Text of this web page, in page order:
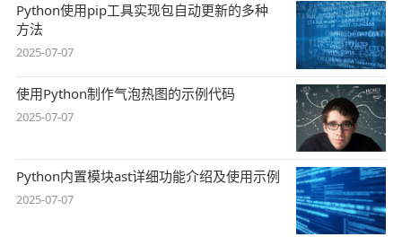
Python使用pip工具实现包自动更新的多种
方法
2025-07-07
使用Python制作气泡热图的示例代码
2025-07-07
Python内置模块ast详细功能介绍及使用示例
2025-07-07